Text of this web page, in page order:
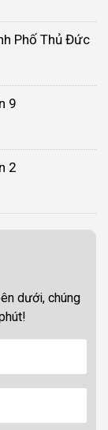
Phố Thủ Đức
9
2
dưới, chúng